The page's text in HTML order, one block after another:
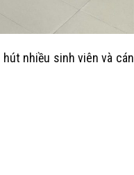
nhiều sinh viên và cán